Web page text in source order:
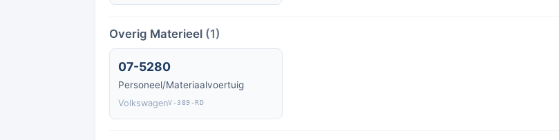
Overig Materieel (1)
07-5280
Personeel/Materiaalvoertuig
VolkswagenV-389-RD